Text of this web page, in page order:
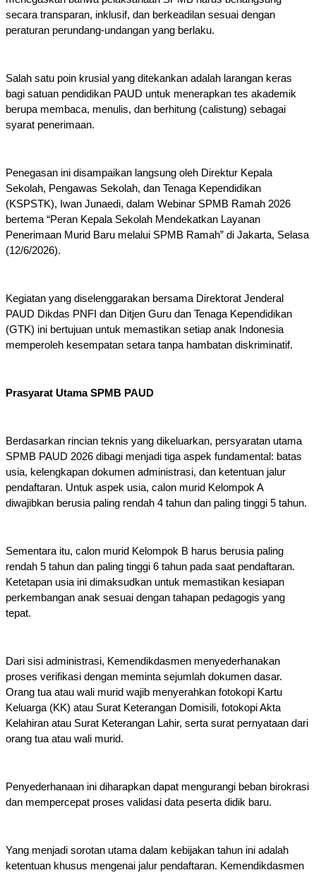
secara transparan, inklusif, dan berkeadilan sesuai dengan
peraturan perundang-undangan yang berlaku.
Salah satu poin krusial yang ditekankan adalah larangan keras
bagi satuan pendidikan PAUD untuk menerapkan tes akademik
berupa membaca, menulis, dan berhitung (calistung) sebagai
syarat penerimaan.
Penegasan ini disampaikan langsung oleh Direktur Kepala
Sekolah, Pengawas Sekolah, dan Tenaga Kependidikan
(KSPSTK), Iwan Junaedi, dalam Webinar SPMB Ramah 2026
bertema “Peran Kepala Sekolah Mendekatkan Layanan
Penerimaan Murid Baru melalui SPMB Ramah” di Jakarta, Selasa
(12/6/2026).
Kegiatan yang diselenggarakan bersama Direktorat Jenderal
PAUD Dikdas PNFI dan Ditjen Guru dan Tenaga Kependidikan
(GTK) ini bertujuan untuk memastikan setiap anak Indonesia
memperoleh kesempatan setara tanpa hambatan diskriminatif.
Prasyarat Utama SPMB PAUD
Berdasarkan rincian teknis yang dikeluarkan, persyaratan utama
SPMB PAUD 2026 dibagi menjadi tiga aspek fundamental: batas
usia, kelengkapan dokumen administrasi, dan ketentuan jalur
pendaftaran. Untuk aspek usia, calon murid Kelompok A
diwajibkan berusia paling rendah 4 tahun dan paling tinggi 5 tahun.
Sementara itu, calon murid Kelompok B harus berusia paling
rendah 5 tahun dan paling tinggi 6 tahun pada saat pendaftaran.
Ketetapan usia ini dimaksudkan untuk memastikan kesiapan
perkembangan anak sesuai dengan tahapan pedagogis yang
tepat.
Dari sisi administrasi, Kemendikdasmen menyederhanakan
proses verifikasi dengan meminta sejumlah dokumen dasar.
Orang tua atau wali murid wajib menyerahkan fotokopi Kartu
Keluarga (KK) atau Surat Keterangan Domisili, fotokopi Akta
Kelahiran atau Surat Keterangan Lahir, serta surat pernyataan dari
orang tua atau wali murid.
Penyederhanaan ini diharapkan dapat mengurangi beban birokrasi
dan mempercepat proses validasi data peserta didik baru.
Yang menjadi sorotan utama dalam kebijakan tahun ini adalah
ketentuan khusus mengenai jalur pendaftaran. Kemendikdasmen